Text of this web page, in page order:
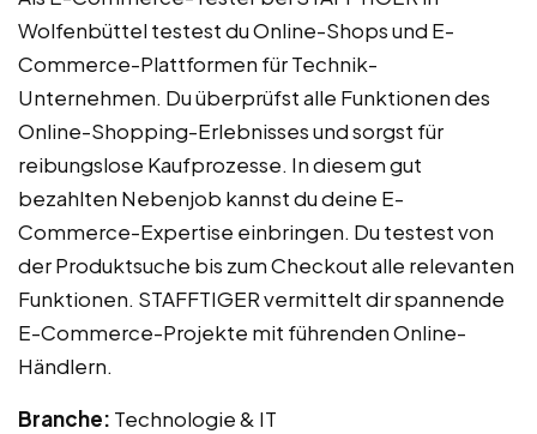
Wolfenbüttel testest du Online-Shops und E-
Commerce-Plattformen für Technik-
Unternehmen. Du überprüfst alle Funktionen des
Online-Shopping-Erlebnisses und sorgst für
reibungslose Kaufprozesse. In diesem gut
bezahlten Nebenjob kannst du deine E-
Commerce-Expertise einbringen. Du testest von
der Produktsuche bis zum Checkout alle relevanten
Funktionen. STAFFTIGER vermittelt dir spannende
E-Commerce-Projekte mit führenden Online-
Händlern.
Branche: Technologie & IT